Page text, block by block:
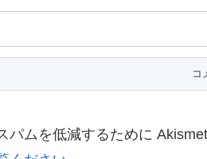
パムを低減するために